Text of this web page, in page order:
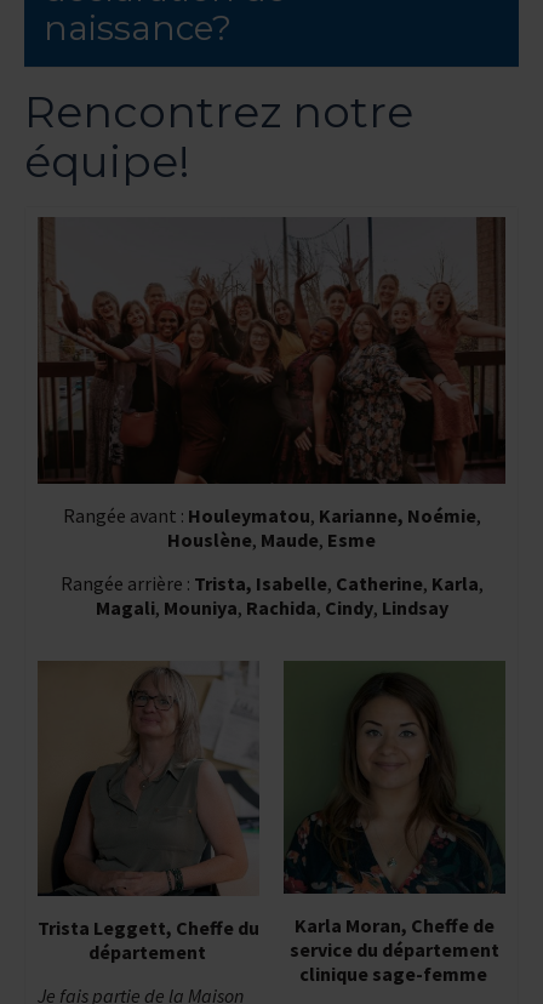
naissance?
Rencontrez notre
équipe!
Rangée avant : Houleymatou, Karianne, Noémie,
Houslène, Maude, Esme
Rangée arrière : Trista, Isabelle, Catherine, Karla,
Magali, Mouniya, Rachida, Cindy, Lindsay
Trista Leggett, Cheffe du
département
Je fais partie de la Maison
Karla Moran, Cheffe de
service du département
clinique sage-femme